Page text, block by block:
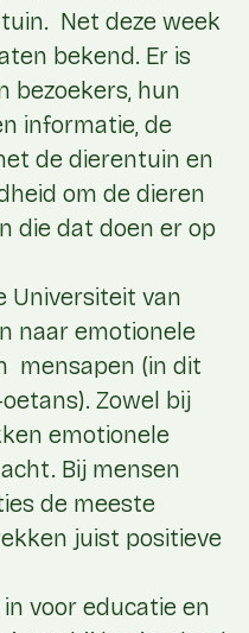
Net deze week
bekend. Er is
bezoekers, hun
informatie, de
de dierentuin en
om de dieren
die dat doen er op
Universiteit van
naar emotionele
mensapen (in dit
Zowel bij
emotionele
Bij mensen
de meeste
juist positieve
voor educatie en